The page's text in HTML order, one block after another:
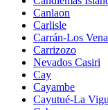
Canlaon
Carlisle
Carrán-Los
Carrizozo
Nevados Casiri
Cay
Cayambe
Cayutué-La